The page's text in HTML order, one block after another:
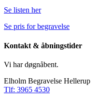
Se listen her
Se pris for begravelse
Kontakt & åbningstider
Vi har døgnåbent.
Elholm Begravelse Hellerup
Tlf: 3965 4530